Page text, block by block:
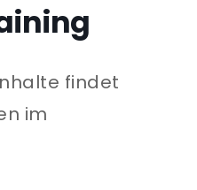
findet
im